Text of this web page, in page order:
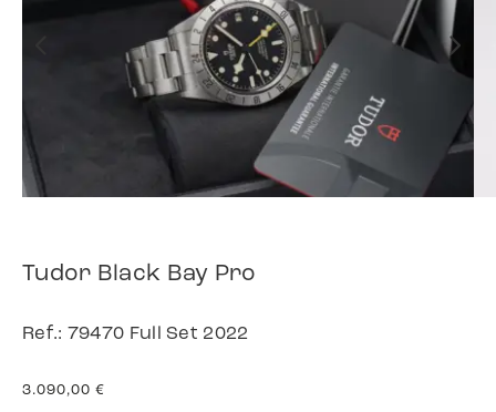
Tudor Black Bay Pro
Ref.: 79470 Full Set 2022
3.090,00 €